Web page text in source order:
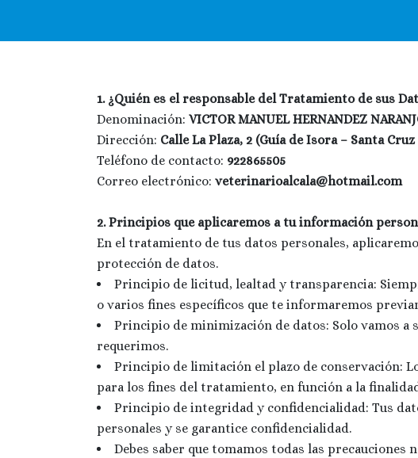
1. ¿Quién es el responsable del Tratamiento de sus
Denominación: VICTOR MANUEL HERNANDEZ
Dirección: Calle La Plaza, 2 (Guía de Isora – Santa
Teléfono de contacto: 922865505
Correo electrónico: veterinarioalcala@hotmail.com
2. Principios que aplicaremos a tu información
En el tratamiento de tus datos personales,
protección de datos.
Principio de licitud, lealtad y transparencia:
o varios fines específicos que te informaremos
Principio de minimización de datos: Solo vamos
requerimos.
Principio de limitación el plazo de conservación:
para los fines del tratamiento, en función a la
Principio de integridad y confidencialidad: Tus
personales y se garantice confidencialidad.
Debes saber que tomamos todas las